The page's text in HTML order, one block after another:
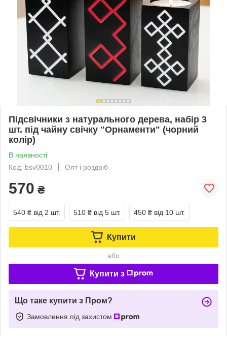
Підсвічники з натурального дерева, набір 3
шт. під чайну свічку "Орнаменти" (чорний
колір)
В наявності
Код: bsv0010
Опт і роздріб
570 ₴
540 ₴ від 2 шт. 510 ₴ від 5 шт. 450 ₴ від 10 шт.
Купити
або
Купити з
Що таке купити з Пром?
Замовлення під захистом